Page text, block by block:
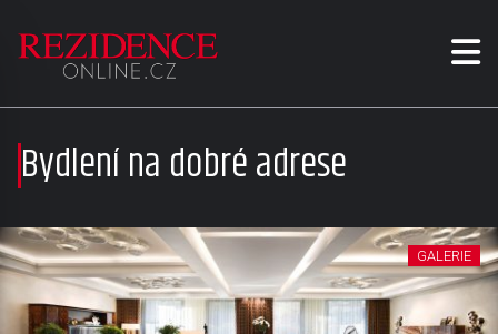
Bydlení na dobré adrese
GALERIE